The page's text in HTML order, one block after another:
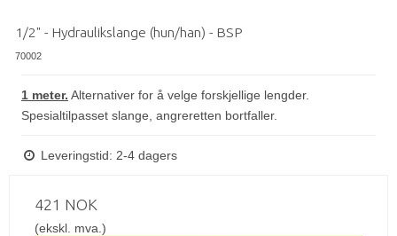
1/2" - Hydraulikslange (hun/han) - BSP
70002
1 meter. Alternativer for å velge forskjellige lengder.
Spesialtilpasset slange, angreretten bortfaller.
Leveringstid: 2-4 dagers
421 NOK
(ekskl. mva.)